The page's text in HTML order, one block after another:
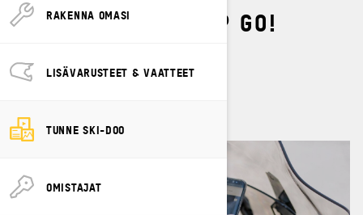
RAKENNA OMASI
LISÄVARUSTEET & VAATTEET
TUNNE SKI-DOO
OMISTAJAT
MITEN KÄYTÄN BRP GO!
BySki-Doo Team